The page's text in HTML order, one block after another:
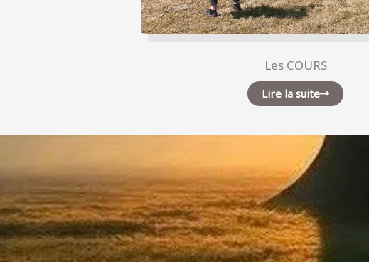
Les COURS
Lire la suite